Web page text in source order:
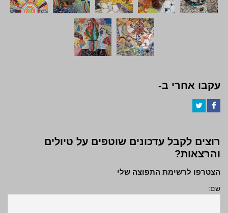
עקבו אחרי ב-
רוצים לקבל עדכונים שוטפים על טיולים
והרצאות?
הצטרפו לרשימת התפוצה שלי
שם: